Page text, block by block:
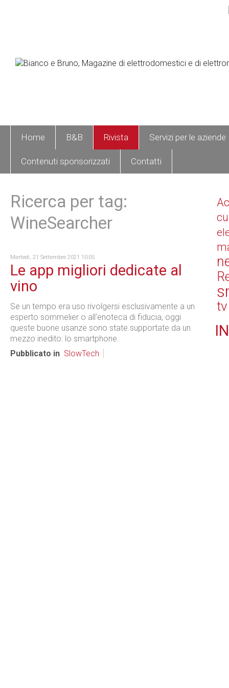
Home B&B Rivista Servizi per le aziende
Contenuti sponsorizzati Contatti
Ricerca per tag:
WineSearcher
Martedì, 21 Settembre 2021 10:05
Le app migliori dedicate al
vino
Se un tempo era uso rivolgersi esclusivamente a un
esperto sommelier o all’enoteca di fiducia, oggi
queste buone usanze sono state supportate da un
mezzo inedito: lo smartphone.
Pubblicato in SlowTech
tv
IN